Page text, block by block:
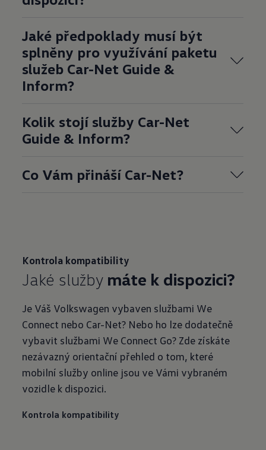
Jaké předpoklady musí být
splněny pro využívání paketu
služeb Car-Net Guide &
Inform?
Kolik stojí služby Car-Net
Guide & Inform?
Co Vám přináší Car-Net?
Kontrola kompatibility
Jaké služby máte k dispozici?
Je Váš Volkswagen vybaven službami We
Connect nebo Car-Net? Nebo ho lze dodatečně
vybavit službami We Connect Go? Zde získáte
nezávazný orientační přehled o tom, které
mobilní služby online jsou ve Vámi vybraném
vozidle k dispozici.
Kontrola kompatibility